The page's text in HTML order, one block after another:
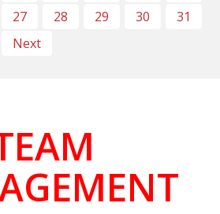
27 28 29 30
31
Next